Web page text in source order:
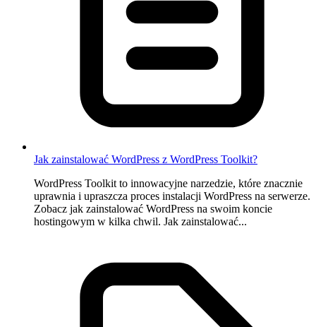
Jak zainstalować WordPress z WordPress Toolkit?
WordPress Toolkit to innowacyjne narzedzie, które znacznie
uprawnia i upraszcza proces instalacji WordPress na serwerze.
Zobacz jak zainstalować WordPress na swoim koncie
hostingowym w kilka chwil. Jak zainstalować...